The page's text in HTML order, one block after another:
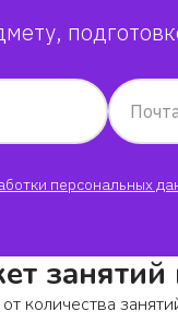
персональных
количества